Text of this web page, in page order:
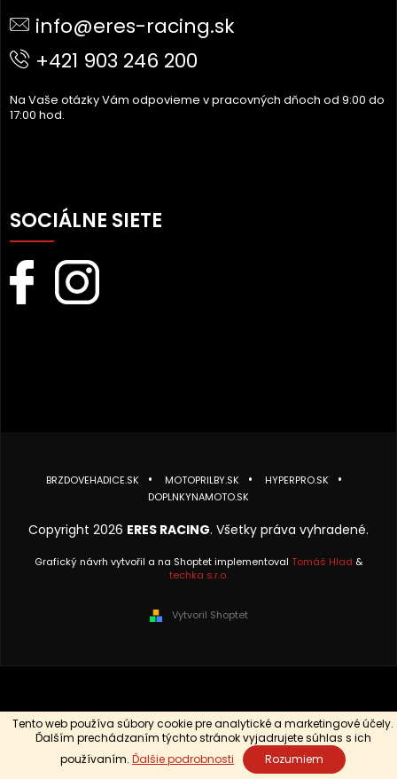
Tento web používa súbory cookie pre analytické a marketingové účely.
Ďalším prechádzaním týchto stránok vyjadrujete súhlas s ich
používaním.Ďalšie podrobnosti Rozumiem
T
info@eres-racing.sk
+421 903 246 200
Na Vaše otázky Vám odpovieme v pracovných dňoch od 9:00 do
17:00 hod.
SOCIÁLNE SIETE
BRZDOVEHADICE.SK MOTOPRILBY.SK
HYPERPRO.SK
DOPLNKYNAMOTO.SK
Copyright 2026 ERES RACING. Všetky práva vyhradené.
Grafický návrh vytvořil a na Shoptet implementoval Tomáš Hlad &
techka s.r.o.
Vytvoril Shoptet